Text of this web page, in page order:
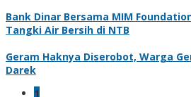
Bank Dinar Bersama MIM
Tangki Air Bersih di NTB
Geram Haknya Diserobot, Warga
Darek
1